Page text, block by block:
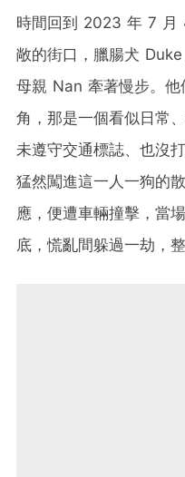
時間回到 2023 年 7 月
敞的街口，臘腸犬
母親 Nan 牽著慢步。
角，那是一個看似日常
未遵守交通標誌、也沒
猛然闖進這一人一狗的
應，便遭車輛撞擊，當
底，慌亂間躲過一劫，